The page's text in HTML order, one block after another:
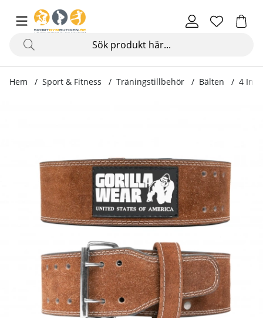
Hem Sport & Fitness Träningstillbehör Bälten 4